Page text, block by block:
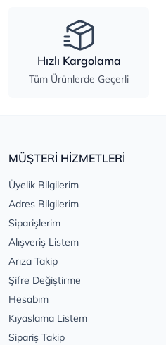
Hızlı Kargolama
Tüm Ürünlerde Geçerli
MÜŞTERİ HİZMETLERİ
Üyelik Bilgilerim
Adres Bilgilerim
Siparişlerim
Alışveriş Listem
Arıza Takip
Şifre Değiştirme
Hesabım
Kıyaslama Listem
Sipariş Takip